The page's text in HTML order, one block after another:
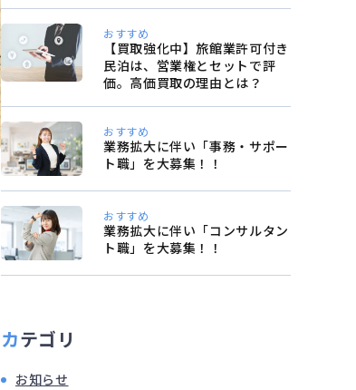
おすすめ
【買取強化中】旅館業許可付き
民泊は、営業権とセットで評
価。高価買取の理由とは？
おすすめ
業務拡大に伴い「事務・サポー
ト職」を大募集！！
おすすめ
業務拡大に伴い「コンサルタン
ト職」を大募集！！
カテゴリ
お知らせ